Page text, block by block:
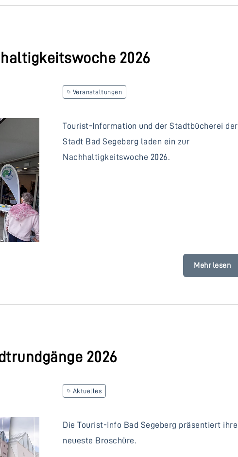
2026
Veranstaltungen
Tourist-Information und der Stadtbücherei der
Stadt Bad Segeberg laden ein zur
Nachhaltigkeitswoche 2026.
Mehr lesen
2026
Aktuelles
Die Tourist-Info Bad Segeberg präsentiert ihre
neueste Broschüre.